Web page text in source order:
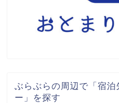
ぶらぶらの周辺で「宿泊
ー」を探す